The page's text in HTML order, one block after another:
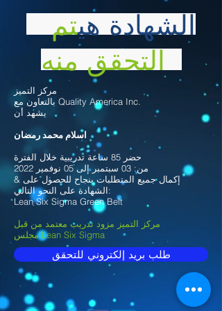
الشهادة هيتم
مركز التميز
بالتعاون مع Quality America Inc.
يشهد أن
اسلام محمد رمضان
حضر 85 ساعة تدريبية خلال الفترة
من: 03 سبتمبر إلى 05 نوفمبر 2022
& إكمال جميع المتطلبات بنجاح للحصول على
الشهادة على النحو التالي:
Lean Six Sigma Green Belt
مركز التميز مزود تدريب معتمد من قبل
مجلس Lean Six Sigma
طلب بريد إلكتروني للتحقق